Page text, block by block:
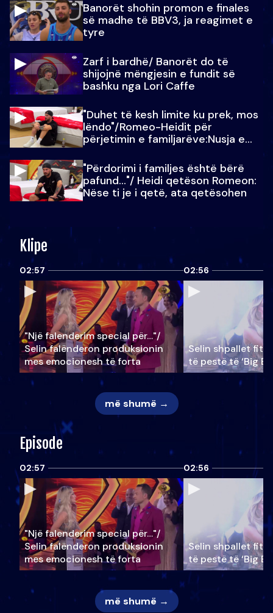
Banorët shohin promon e finales
së madhe të BBV3, ja reagimet e
tyre
Zarf i bardhë/ Banorët do të
shijojnë mëngjesin e fundit së
bashku nga Lori Caffe
"Duhet të kesh limite ku prek, mos
lëndo"/Romeo-Heidit për
përjetimin e familjarëve:Nusja e
"Përdorimi i familjes është bërë
pafund…"/ Heidi qetëson Romeon:
Nëse ti je i qetë, ata qetësohen
Klipe
02:57
"Një falenderim special për…"/
Selin falënderon produksionin
mes emocionesh të forta
02:56
Selin shpallet
të pestë të ‘Big
më shumë →
Episode
02:57
"Një falenderim special për…"/
Selin falënderon produksionin
mes emocionesh të forta
02:56
Selin shpallet
të pestë të ‘Big
më shumë →